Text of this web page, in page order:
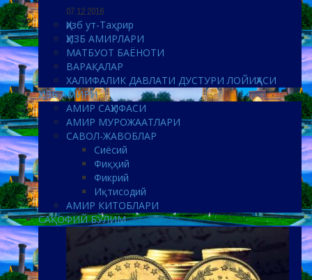
07.12.2016
Ҳизб ут-Таҳрир
ҲИЗБ АМИРЛАРИ
МАТБУОТ БАЁНОТИ
ВАРАҚАЛАР
ХАЛИФАЛИК ДАВЛАТИ ДУСТУРИ ЛОЙИҲАСИ
ҲИЗБ АМИРИ
АМИР САҲИФАСИ
АМИР МУРОЖААТЛАРИ
САВОЛ-ЖАВОБЛАР
Сиёсий
Фиқҳий
Фикрий
Иқтисодий
АМИР КИТОБЛАРИ
САҚОФИЙ БЎЛИМ